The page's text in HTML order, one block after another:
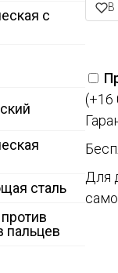
с
сталь
пальцев
В
(+16
Для